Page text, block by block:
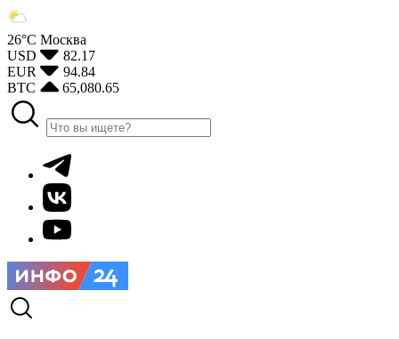
26°С Москва
USD
82.17
EUR
94.84
BTC
65,080.65